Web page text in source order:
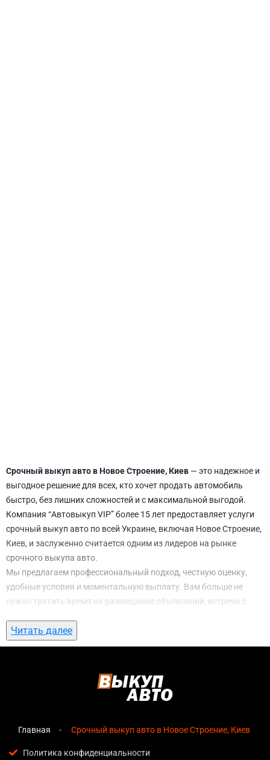
Срочный выкуп авто в Новое Строение, Киев — это надежное и
выгодное решение для всех, кто хочет продать автомобиль
быстро, без лишних сложностей и с максимальной выгодой.
Компания “Автовыкуп VIP” более 15 лет предоставляет услуги
срочный выкуп авто по всей Украине, включая Новое Строение,
Киев, и заслуженно считается одним из лидеров на рынке
срочного выкупа авто.
Мы предлагаем профессиональный подход, честную оценку,
удобные условия и моментальную выплату. Вам больше не
нужно тратить время на размещение объявлений, встречи с
ожидание. С нами вы можете
Строение, Киеввсего за 1 день.
срочный выкуп авто в Новое Строение,
Мгновенная оценка— предварительная стоимость
озвучивается сразу после обращения, без скрытых
Читать далее
Главная Срочный выкуп авто в Новое Строение, Киев
Политика конфиденциальности